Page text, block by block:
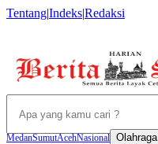
Tentang|Indeks|Redaksi
MedanSumutAcehNasional Olahraga